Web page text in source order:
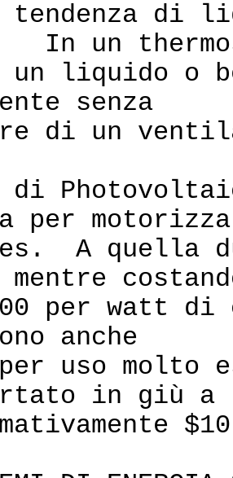
di
In un
un liquido o
senza
di un
di
per
A quella
per watt
anche
uso
in giù a